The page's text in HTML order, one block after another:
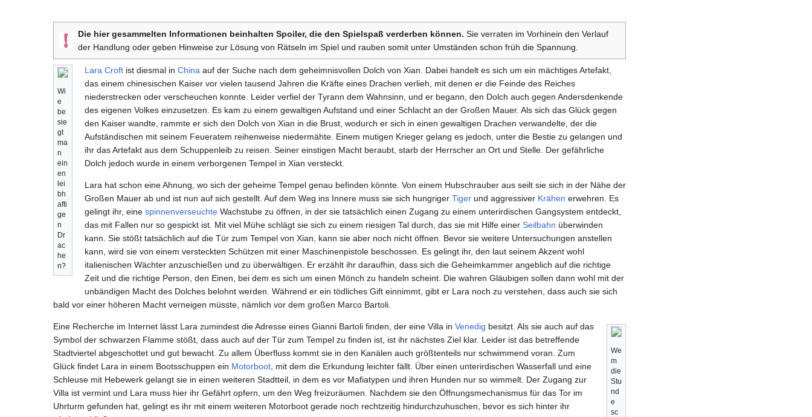
Die hier gesammelten Informationen beinhalten Spoiler, die den Spielspaß verderben können. Sie verraten im Vorhinein den Verlauf
der Handlung oder geben Hinweise zur Lösung von Rätseln im Spiel und rauben somit unter Umständen schon früh die Spannung.
Wi
e
be
sie
gt
ma
n
ein
en
lei
bh
afti
ge
n
Dr
ac
he
n?
Lara Croftist diesmal in China auf der Suche nach dem geheimnisvollen Dolch von Xian. Dabei handelt es sich um ein mächtiges Artefakt,
das einem chinesischen Kaiser vor vielen tausend Jahren die Kräfte eines Drachen verlieh, mit denen er die Feinde des Reiches
niederstrecken oder verscheuchen konnte. Leider verfiel der Tyrann dem Wahnsinn, und er begann, den Dolch auch gegen Andersdenkende
des eigenen Volkes einzusetzen. Es kam zu einem gewaltigen Aufstand und einer Schlacht an der Großen Mauer. Als sich das Glück gegen
den Kaiser wandte, rammte er sich den Dolch von Xian in die Brust, wodurch er sich in einen gewaltigen Drachen verwandelte, der die
Aufständischen mit seinem Feueratem reihenweise niedermähte. Einem mutigen Krieger gelang es jedoch, unter die Bestie zu gelangen und
ihr das Artefakt aus dem Schuppenleib zu reisen. Seiner einstigen Macht beraubt, starb der Herrscher an Ort und Stelle. Der gefährliche
Dolch jedoch wurde in einem verborgenen Tempel in Xian versteckt.
Lara hat schon eine Ahnung, wo sich der geheime Tempel genau befinden könnte. Von einem Hubschrauber aus seilt sie sich in der Nähe der
Großen Mauer ab und ist nun auf sich gestellt. Auf dem Weg ins Innere muss sie sich hungriger Tigerund aggressiver Krähen erwehren. Es
gelingt ihr, eine spinnenverseuchteWachstube zu öffnen, in der sie tatsächlich einen Zugang zu einem unterirdischen Gangsystem entdeckt,
das mit Fallen nur so gespickt ist. Mit viel Mühe schlägt sie sich zu einem riesigen Tal durch, das sie mit Hilfe einer Seilbahn überwinden
kann. Sie stößt tatsächlich auf die Tür zum Tempel von Xian, kann sie aber noch nicht öffnen. Bevor sie weitere Untersuchungen anstellen
kann, wird sie von einem versteckten Schützen mit einer Maschinenpistole beschossen. Es gelingt ihr, den laut seinem Akzent wohl
italienischen Wächter anzuschießen und zu überwältigen. Er erzählt ihr daraufhin, dass sich die Geheimkammer angeblich auf die richtige
Zeit und die richtige Person, den Einen, bei dem es sich um einen Mönch zu handeln scheint. Die wahren Gläubigen sollen dann wohl mit der
unbändigen Macht des Dolches belohnt werden. Während er ein tödliches Gift einnimmt, gibt er Lara noch zu verstehen, dass auch sie sich
bald vor einer höheren Macht verneigen müsste, nämlich vor dem großen Marco Bartoli.
We
m
die
Stu
nd
e
sc
Eine Recherche im Internet lässt Lara zumindest die Adresse eines Gianni Bartoli finden, der eine Villa in Venedig besitzt. Als sie auch auf das
Symbol der schwarzen Flamme stößt, dass auch auf der Tür zum Tempel zu finden ist, ist ihr nächstes Ziel klar. Leider ist das betreffende
Stadtviertel abgeschottet und gut bewacht. Zu allem Überfluss kommt sie in den Kanälen auch größtenteils nur schwimmend voran. Zum
Glück findet Lara in einem Bootsschuppen ein Motorboot , mit dem die Erkundung leichter fällt. Über einen unterirdischen Wasserfall und eine
Schleuse mit Hebewerk gelangt sie in einen weiteren Stadtteil, in dem es vor Mafiatypen und ihren Hunden nur so wimmelt. Der Zugang zur
Villa ist vermint und Lara muss hier ihr Gefährt opfern, um den Weg freizuräumen. Nachdem sie den Öffnungsmechanismus für das Tor im
Uhrturm gefunden hat, gelingt es ihr mit einem weiteren Motorboot gerade noch rechtzeitig hindurchzuhuschen, bevor es sich hinter ihr